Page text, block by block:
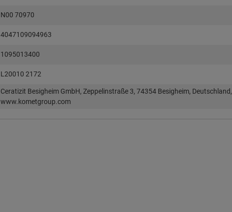
N00 70970
4047109094963
1095013400
L20010 2172
Ceratizit Besigheim GmbH, Zeppelinstraße 3, 74354 Besigheim, Deutschland,
www.kometgroup.com